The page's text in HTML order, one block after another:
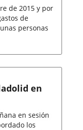
de 2015 y por
de
personas
en
en sesión
los